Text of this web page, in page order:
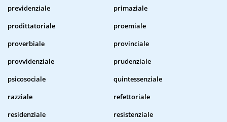
previdenziale
primaziale
prodittatoriale
proemiale
proverbiale
provinciale
provvidenziale
prudenziale
psicosociale
quintessenziale
razziale
refettoriale
residenziale
resistenziale